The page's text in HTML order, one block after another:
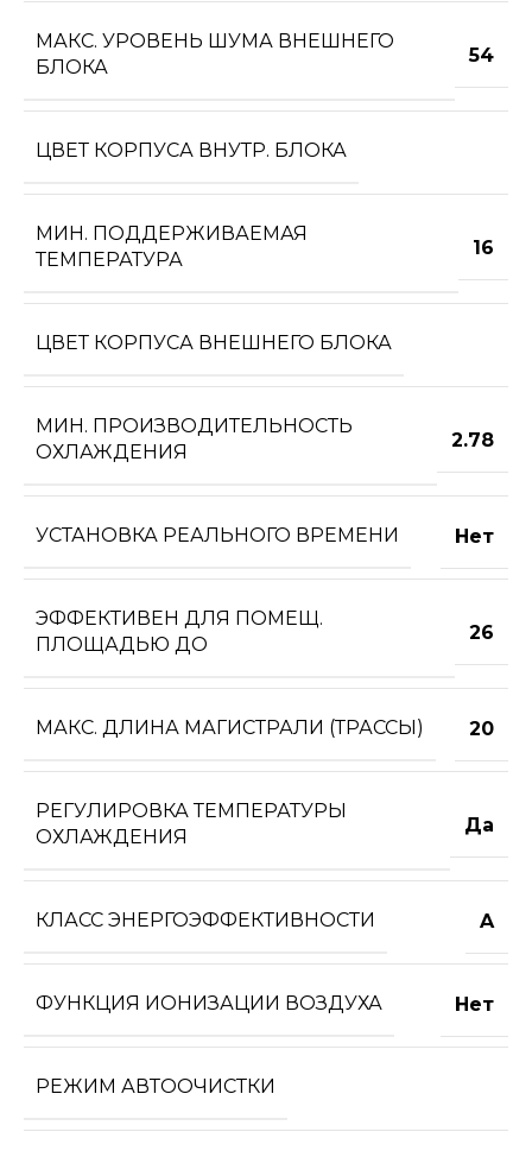
МАКС. УРОВЕНЬ ШУМА ВНЕШНЕГО
БЛОКА
54
ЦВЕТ КОРПУСА ВНУТР. БЛОКА
МИН. ПОДДЕРЖИВАЕМАЯ
ТЕМПЕРАТУРА
16
ЦВЕТ КОРПУСА ВНЕШНЕГО БЛОКА
МИН. ПРОИЗВОДИТЕЛЬНОСТЬ
ОХЛАЖДЕНИЯ
2.78
УСТАНОВКА РЕАЛЬНОГО ВРЕМЕНИ Нет
ЭФФЕКТИВЕН ДЛЯ ПОМЕЩ.
ПЛОЩАДЬЮ ДО
26
МАКС. ДЛИНА МАГИСТРАЛИ (ТРАССЫ) 20
РЕГУЛИРОВКА ТЕМПЕРАТУРЫ
ОХЛАЖДЕНИЯ
Да
КЛАСС ЭНЕРГОЭФФЕКТИВНОСТИ A
ФУНКЦИЯ ИОНИЗАЦИИ ВОЗДУХА Нет
РЕЖИМ АВТООЧИСТКИ